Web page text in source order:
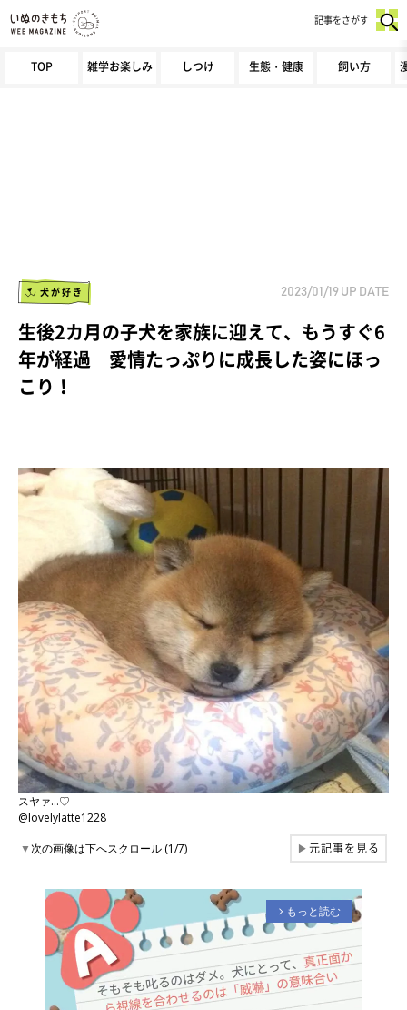
TOP 雑学お楽しみ しつけ 生態・健康 飼い方
記事をさがす
犬が好き 2023/01/19 UP DATE
生後2カ月の子犬を家族に迎えて、もうすぐ6
年が経過 愛情たっぷりに成長した姿にほっ
こり！
スヤァ…♡
@lovelylatte1228
▼次の画像は下へスクロール (1/7) ▶元記事を見る
arrow_forward_ios もっと読む